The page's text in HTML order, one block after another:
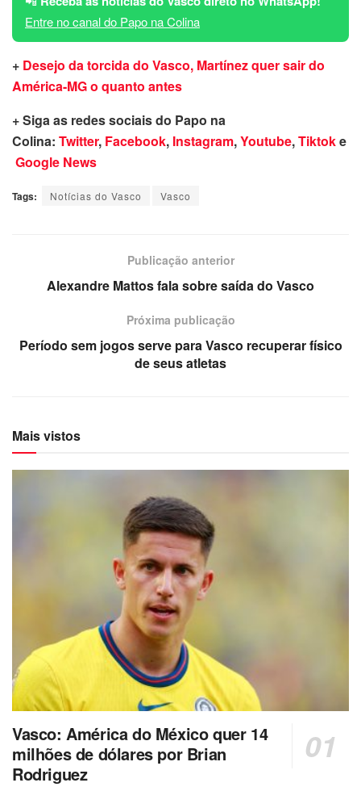
Entre no canal do Papo na Colina
+ Desejo da torcida do Vasco, Martínez quer sair do
América-MG o quanto antes
+ Siga as redes sociais do Papo na
Colina: Twitter, Facebook, Instagram,Youtube,Tiktoke
Google News
Tags: Notícias do Vasco Vasco
Publicação anterior
Alexandre Mattos fala sobre saída do Vasco
Próxima publicação
Período sem jogos serve para Vasco recuperar físico
de seus atletas
Mais vistos
Vasco: América do México quer 14
milhões de dólares por Brian
Rodriguez